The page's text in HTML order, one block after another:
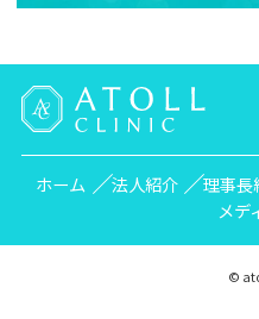
ホーム 法人紹介 理事長
メデ
©